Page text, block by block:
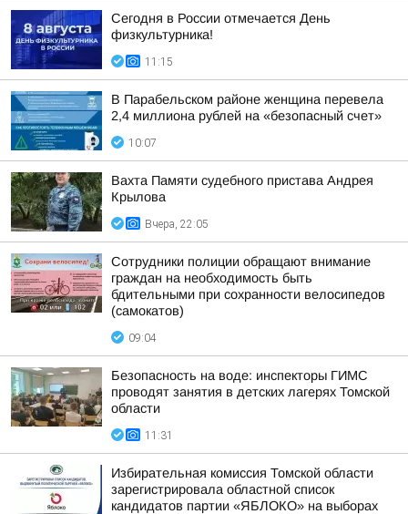
Сегодня в России отмечается День
физкультурника!
11:15
В Парабельском районе женщина перевела
2,4 миллиона рублей на «безопасный счет»
10:07
Вахта Памяти судебного пристава Андрея
Крылова
Вчера, 22:05
Сотрудники полиции обращают внимание
граждан на необходимость быть
бдительными при сохранности велосипедов
(самокатов)
09:04
Безопасность на воде: инспекторы ГИМС
проводят занятия в детских лагерях Томской
области
11:31
Избирательная комиссия Томской области
зарегистрировала областной список
кандидатов партии «ЯБЛОКО» на выборах